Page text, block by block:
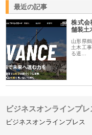
最近の記事
株式会
舗装土
山形県
土木工
る道…
ビジネスオンラインプレ
ビジネスオンラインプレス